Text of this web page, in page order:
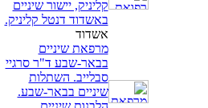
קליניק, יישור שיניים
באשדוד דנטל קליניק.
אשדוד
מרפאת שיניים
בבאר-שבע ד"ר סרגיי
סבלייב. השתלות
שיניים בבאר-שבע.